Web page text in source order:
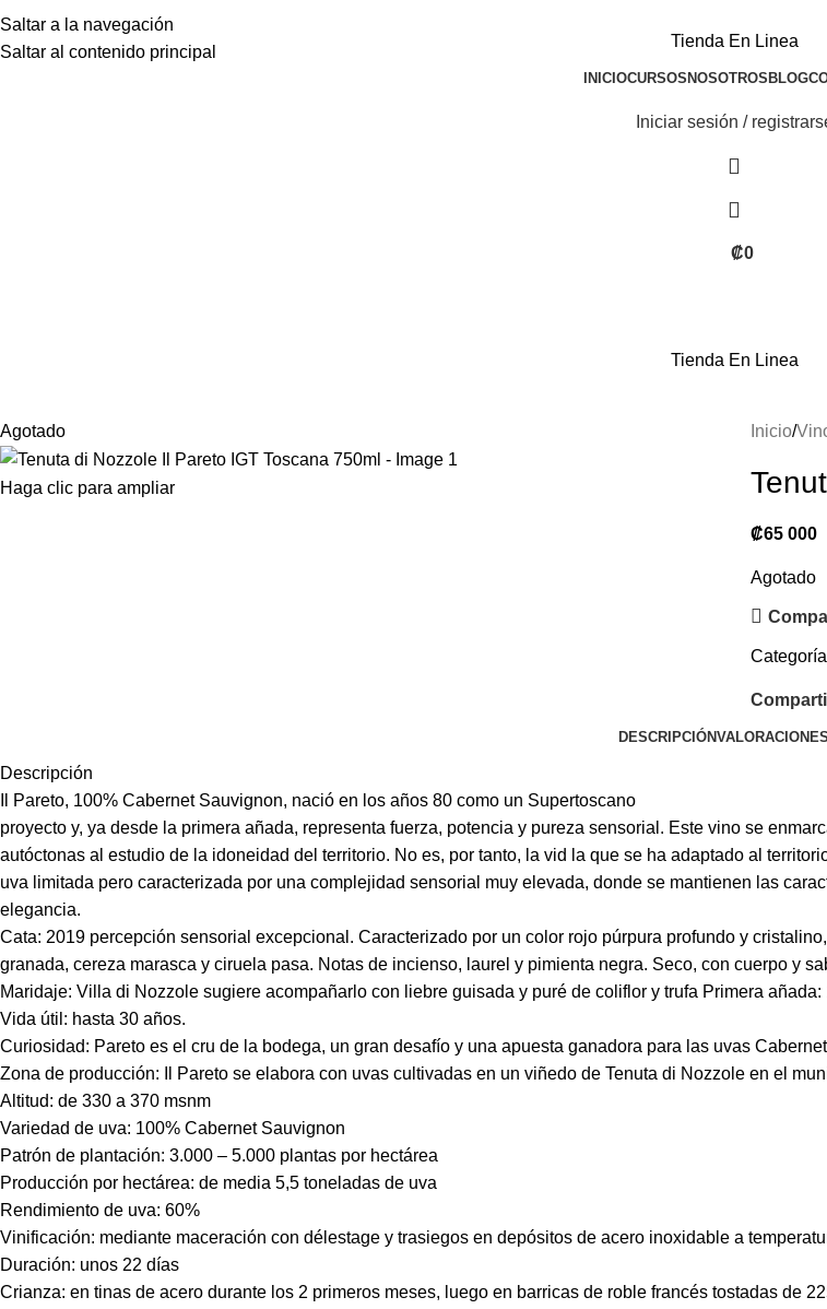
Saltar a la navegación
Saltar al contenido principal
Tienda En Linea
INICIOCURSOSNOSOTROSBLOG
Iniciar sesión /
₡0
Tienda En Linea
Agotado
Haga clic para ampliar
Inicio
₡65 000
Agotado
DESCRIPCIÓN
Descripción
Il Pareto, 100% Cabernet Sauvignon, nació en los años 80 como un Supertoscano
proyecto y, ya desde la primera añada, representa fuerza, potencia y pureza sensorial. Este vino se
autóctonas al estudio de la idoneidad del territorio. No es, por tanto, la vid la que se ha adaptado al
uva limitada pero caracterizada por una complejidad sensorial muy elevada, donde se mantienen las
elegancia.
Cata: 2019 percepción sensorial excepcional. Caracterizado por un color rojo púrpura profundo y
granada, cereza marasca y ciruela pasa. Notas de incienso, laurel y pimienta negra. Seco, con cuerpo y
Maridaje: Villa di Nozzole sugiere acompañarlo con liebre guisada y puré de coliflor y trufa Primera añada:
Vida útil: hasta 30 años.
Curiosidad: Pareto es el cru de la bodega, un gran desafío y una apuesta ganadora para las uvas
Zona de producción: Il Pareto se elabora con uvas cultivadas en un viñedo de Tenuta di Nozzole en el
Altitud: de 330 a 370 msnm
Variedad de uva: 100% Cabernet Sauvignon
Patrón de plantación: 3.000 – 5.000 plantas por hectárea
Producción por hectárea: de media 5,5 toneladas de uva
Rendimiento de uva: 60%
Vinificación: mediante maceración con délestage y trasiegos en depósitos de acero inoxidable a
Duración: unos 22 días
Crianza: en tinas de acero durante los 2 primeros meses, luego en barricas de roble francés tostadas de